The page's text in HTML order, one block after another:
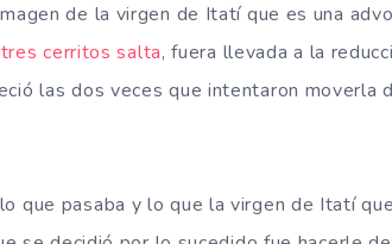
de la virgen de Itatí que es una
cerritos salta, fuera llevada a la
las dos veces que intentaron moverla
que pasaba y lo que la virgen de Itatí